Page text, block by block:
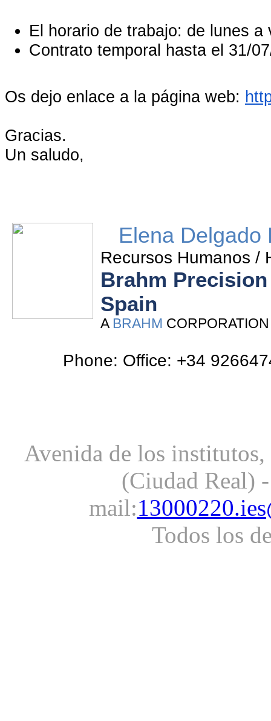
El horario de trabajo: de lunes
Contrato temporal hasta el 31/
Os dejo enlace a la página web:
Gracias.
Un saludo,
Elena Delgado
Recursos Humanos /
Brahm
Spain
A BRAHM CORPORATION
Phone: Office: +34
Avenida de los
(Ciudad Real)
mail:
Todos los